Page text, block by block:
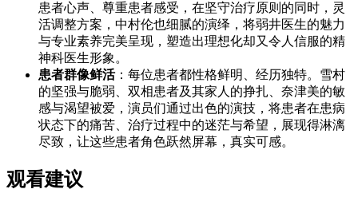
患者心声、尊重患者感受，在坚守治疗原则的同时，灵
活调整方案，中村伦也细腻的演绎，将弱井医生的魅力
与专业素养完美呈现，塑造出理想化却又令人信服的精
神科医生形象。
患者群像鲜活：每位患者都性格鲜明、经历独特。雪村
的坚强与脆弱、双相患者及其家人的挣扎、奈津美的敏
感与渴望被爱，演员们通过出色的演技，将患者在患病
状态下的痛苦、治疗过程中的迷茫与希望，展现得淋漓
尽致，让这些患者角色跃然屏幕，真实可感。
观看建议